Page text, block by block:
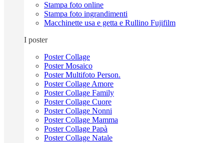
Stampa foto online
Stampa foto ingrandimenti
Macchinette usa e getta e Rullino Fujifilm
I poster
Poster Collage
Poster Mosaico
Poster Multifoto Person.
Poster Collage Amore
Poster Collage Family
Poster Collage Cuore
Poster Collage Nonni
Poster Collage Mamma
Poster Collage Papà
Poster Collage Natale